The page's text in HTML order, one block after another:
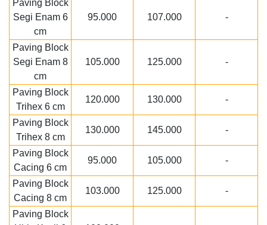
Paving Block
Segi Enam 6
cm
95.000 107.000 -
Paving Block
Segi Enam 8
cm
105.000 125.000 -
Paving Block
Trihex 6 cm
120.000 130.000 -
Paving Block
Trihex 8 cm
130.000 145.000 -
Paving Block
Cacing 6 cm
95.000 105.000 -
Paving Block
Cacing 8 cm
103.000 125.000 -
Paving Block